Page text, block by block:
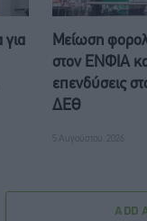
Μείωση
στον ΕΝΦΙΑ
επενδύσεις
ΔΕΘ
5 Αυγούστου, 2026
ADD